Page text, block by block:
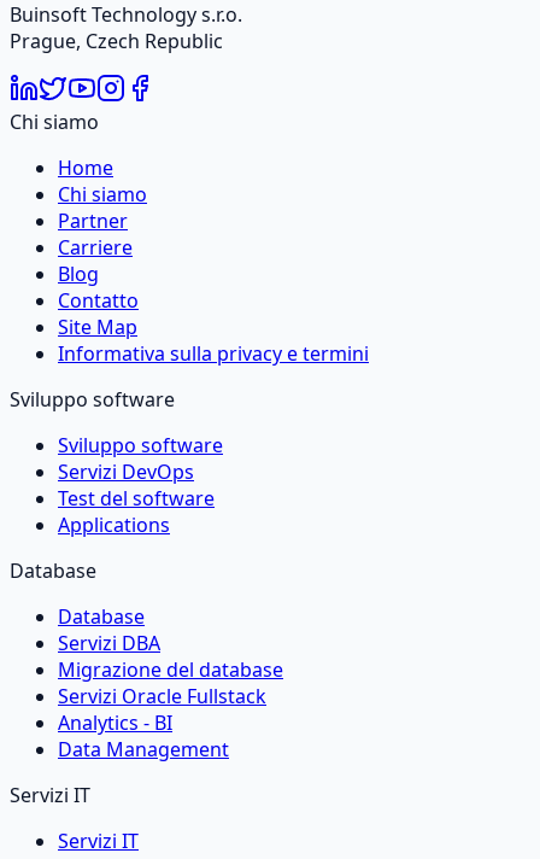
Buinsoft Technology s.r.o.
Prague, Czech Republic
Chi siamo
Home
Chi siamo
Partner
Carriere
Blog
Contatto
Site Map
Informativa sulla privacy e termini
Sviluppo software
Sviluppo software
Servizi DevOps
Test del software
Applications
Database
Database
Servizi DBA
Migrazione del database
Servizi Oracle Fullstack
Analytics - BI
Data Management
Servizi IT
Servizi IT